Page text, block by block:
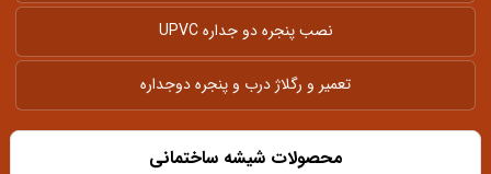
نصب پنجره دو جداره UPVC
تعمیر و رگلاژ درب و پنجره دوجداره
محصولات شیشه ساختمانی